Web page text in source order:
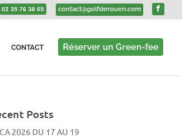
02 35 76 38 65 contact@golfderouen.com
CONTACT Réserver un Green-fee
Posts
2026 DU 17 AU 19